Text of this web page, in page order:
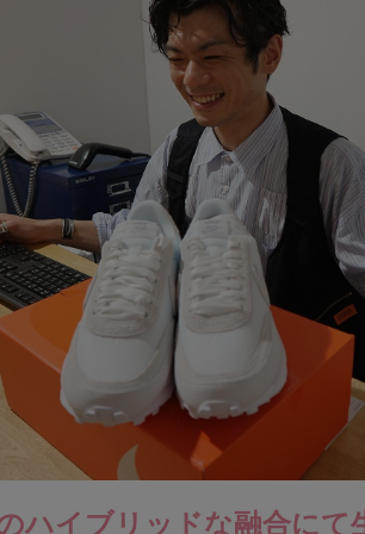
ハイブリッドな融合にて